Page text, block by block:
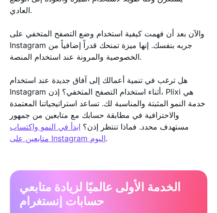
العادي.
والآن بعد أن فهمت كيفية استخدام وضع التصفح المتخفي على
Instagram جربه بنفسك. إنها ميزة تمنحك قدراً إضافياً من
الخصوصية والمرونة عند استخدام المنصة.
هل ترغب في تنمية أعمالك إلى آفاق جديدة عند استخدام
Instagram أثناء استخدام التصفح المتخفي؟ إذن، Plixi هي
خدمة النمو المثبتة والمناسبة لك. تساعد استراتيجياتنا المعتمدة
والاحترافية في مطابقة حسابك مع متابعين من جمهور
مستهدف محدد. فماذا تنتظر إذن؟ ابدأ في النمو واكتساب
متابعين على Instagram اليوم.
الخدمة الأولى عالميًا لزيادة متابعي
حسابات إنستغرام